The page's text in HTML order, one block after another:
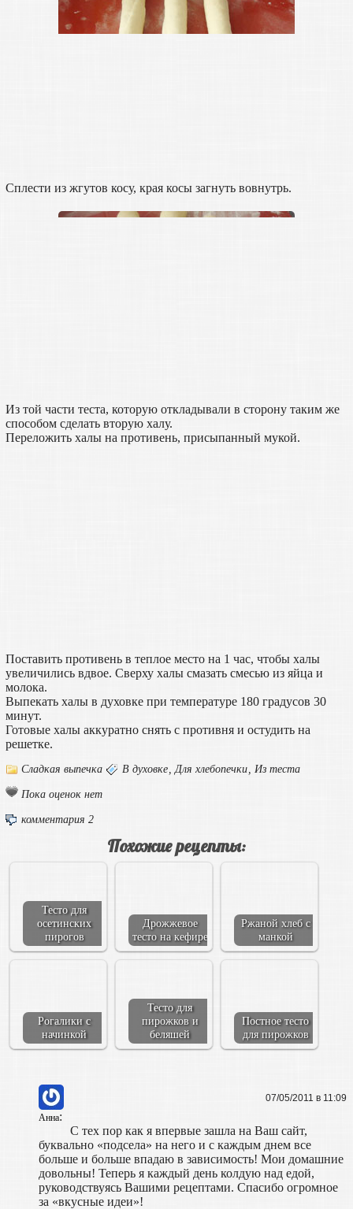
Сплести из жгутов косу, края косы загнуть вовнутрь.
Из той части теста, которую откладывали в сторону таким же
способом сделать вторую халу.
Переложить халы на противень, присыпанный мукой.
Поставить противень в теплое место на 1 час, чтобы халы
увеличились вдвое. Сверху халы смазать смесью из яйца и
молока.
Выпекать халы в духовке при температуре 180 градусов 30
минут.
Готовые халы аккуратно снять с противня и остудить на
решетке.
Сладкая выпечка В духовке Для хлебопечки Из теста
Пока оценок нет
комментария 2
Похожие рецепты:
Тесто для
осетинских
пирогов
Дрожжевое
тесто на кефире
Ржаной хлеб с
манкой
Рогалики с
начинкой
Тесто для
пирожков и
беляшей
Постное тесто
для пирожков
Анна:
07/05/2011 в 11:09
С тех пор как я впервые зашла на Ваш сайт,
буквально «подсела» на него и с каждым днем все
больше и больше впадаю в зависимость! Мои домашние
довольны! Теперь я каждый день колдую над едой,
руководствуясь Вашими рецептами. Спасибо огромное
за «вкусные идеи»!